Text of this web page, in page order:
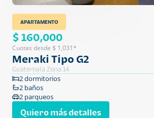
APARTAMENTO
$ 160,000
Cuotas desde $ 1,031*
Meraki Tipo G2
Guatemala Zona 14
2 dormitorios
2 baños
2 parqueos
Quiero más detalles